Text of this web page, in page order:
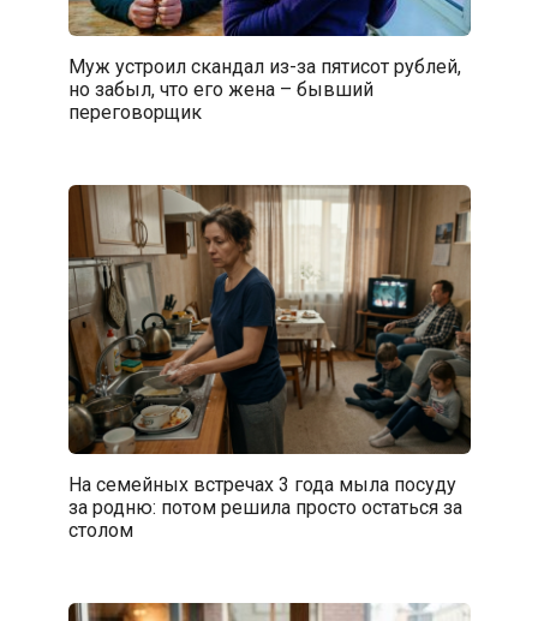
Муж устроил скандал из-за пятисот рублей,
но забыл, что его жена – бывший
переговорщик
На семейных встречах 3 года мыла посуду
за родню: потом решила просто остаться за
столом